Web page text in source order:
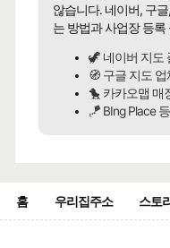
않습니다. 네이버, 구
는 방법과 사업장 등
🦖 네이버 지도
🧭 구글 지도 업
🐤 카카오맵 매
🪁 BIng Place
홈 우리집주소 스토리